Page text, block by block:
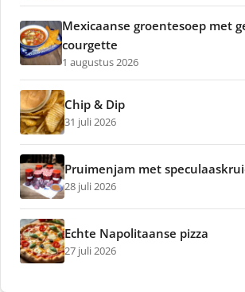
Mexicaanse groentesoep met
courgette
1 augustus 2026
Chip & Dip
31 juli 2026
Pruimenjam met
28 juli 2026
Echte Napolitaanse pizza
27 juli 2026